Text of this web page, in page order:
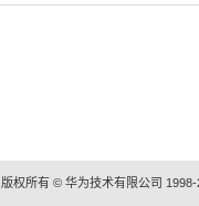
版权所有 © 华为技术有限公司